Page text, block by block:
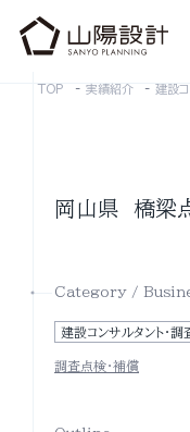
TOP 実績紹介 建設コ
岡山県 橋梁
Category /
建設コンサルタント・調
調査点検・補償